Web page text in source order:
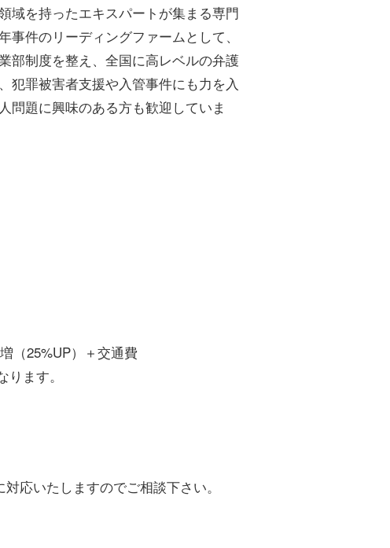
域を持ったエキスパートが集まる専門
件のリーディングファームとして、
部制度を整え、全国に高レベルの弁護
犯罪被害者支援や入管事件にも力を入
問題に興味のある方も歓迎していま
（25%UP）＋交通費
ます。
応いたしますのでご相談下さい。